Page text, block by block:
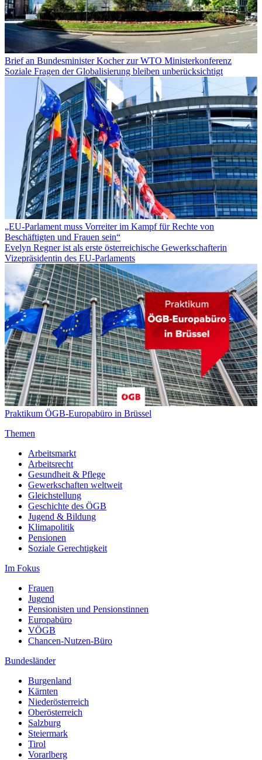
Brief an Bundesminister Kocher zur WTO Ministerkonferenz
Soziale Fragen der Globalisierung bleiben unberücksichtigt
„EU-Parlament muss Vorreiter im Kampf für Rechte von
Beschäftigten und Frauen sein“
Evelyn Regner ist als erste österreichische Gewerkschafterin
Vizepräsidentin des EU-Parlaments
Praktikum ÖGB-Europabüro in Brüssel
Themen
Arbeitsmarkt
Arbeitsrecht
Gesundheit & Pflege
Gewerkschaften weltweit
Gleichstellung
Geschichte des ÖGB
Jugend & Bildung
Klimapolitik
Pensionen
Soziale Gerechtigkeit
Im Fokus
Frauen
Jugend
Pensionisten und Pensionstinnen
Europabüro
VÖGB
Chancen-Nutzen-Büro
Bundesländer
Burgenland
Kärnten
Niederösterreich
Oberösterreich
Salzburg
Steiermark
Tirol
Vorarlberg